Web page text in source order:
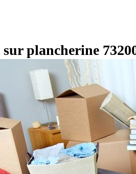
plancherine